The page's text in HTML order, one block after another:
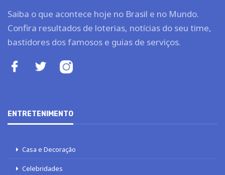
Saiba o que acontece hoje no Brasil e no Mundo.
Confira resultados de loterias, notícias do seu time,
bastidores dos famosos e guias de serviços.
ENTRETENIMENTO
Casa e Decoração
Celebridades